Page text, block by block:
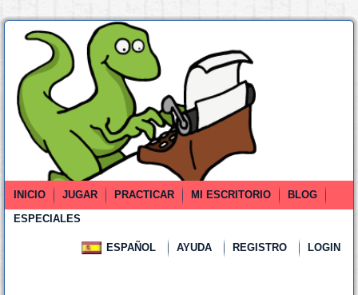
INICIO JUGAR PRACTICAR MI ESCRITORIO
BLOG
ESPECIALES
ESPAÑOL AYUDA REGISTRO LOGIN